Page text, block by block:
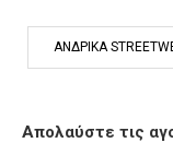
ΑΝΔΡΙΚΑ
Απολαύστε τις